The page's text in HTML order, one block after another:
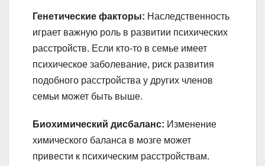
Генетические факторы: Наследственность
играет важную роль в развитии психических
расстройств. Если кто-то в семье имеет
психическое заболевание, риск развития
подобного расстройства у других членов
семьи может быть выше.
Биохимический дисбаланс: Изменение
химического баланса в мозге может
привести к психическим расстройствам.